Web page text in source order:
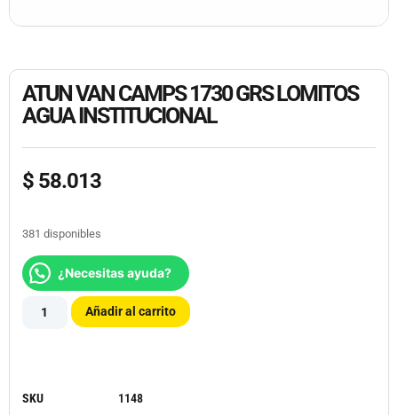
ATUN VAN CAMPS 1730 GRS LOMITOS
AGUA INSTITUCIONAL
$ 58.013
381 disponibles
¿Necesitas ayuda?
Añadir al carrito
SKU
1148